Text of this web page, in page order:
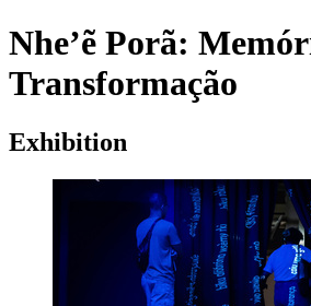
Nhe’ẽ Porã:
Transformação
Exhibition